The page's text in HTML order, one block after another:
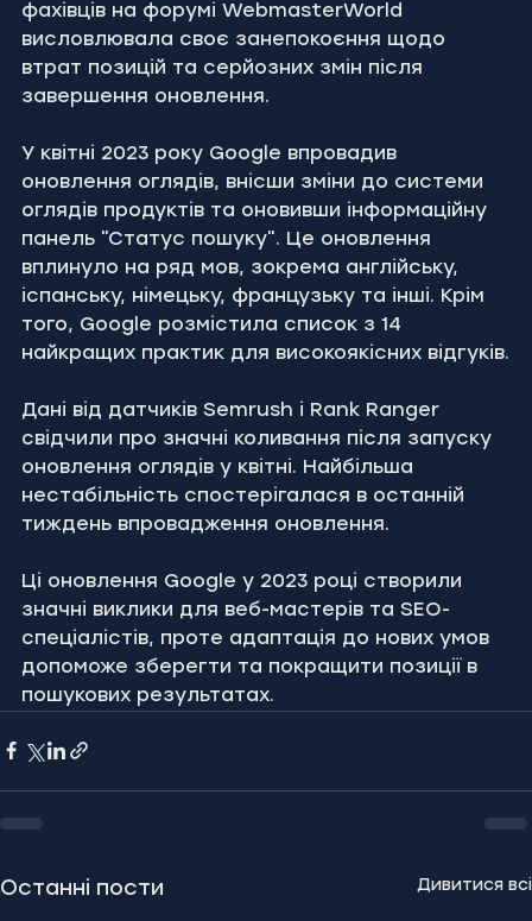
фахівців на форумі WebmasterWorld
висловлювала своє занепокоєння щодо
втрат позицій та серйозних змін після
завершення оновлення.
У квітні 2023 року Google впровадив
оновлення оглядів, внісши зміни до системи
оглядів продуктів та оновивши інформаційну
панель "Статус пошуку". Це оновлення
вплинуло на ряд мов, зокрема англійську,
іспанську, німецьку, французьку та інші. Крім
того, Google розмістила список з 14
найкращих практик для високоякісних відгуків.
Дані від датчиків Semrush і Rank Ranger
свідчили про значні коливання після запуску
оновлення оглядів у квітні. Найбільша
нестабільність спостерігалася в останній
тиждень впровадження оновлення.
Ці оновлення Google у 2023 році створили
значні виклики для веб-мастерів та SEO-
спеціалістів, проте адаптація до нових умов
допоможе зберегти та покращити позиції в
пошукових результатах.
Останні пости Дивитися всі